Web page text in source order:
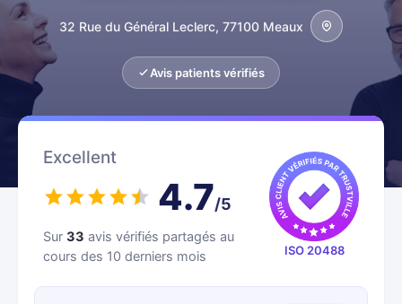
32 Rue du Général Leclerc, 77100 Meaux
Avis patients vérifiés
Excellent
4.7/5
Sur 33 avis vérifiés partagés au
cours des 10 derniers mois
ISO 20488